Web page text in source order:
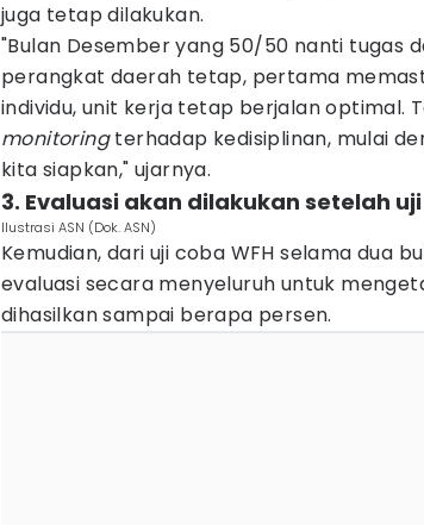
juga tetap dilakukan.
"Bulan Desember yang 50/50 nanti tugas
perangkat daerah tetap, pertama
individu, unit kerja tetap berjalan optimal.
monitoringterhadap kedisiplinan, mulai
kita siapkan," ujarnya.
3. Evaluasi akan dilakukan setelah
Ilustrasi ASN (Dok. ASN)
Kemudian, dari uji coba WFH selama dua
evaluasi secara menyeluruh untuk
dihasilkan sampai berapa persen.